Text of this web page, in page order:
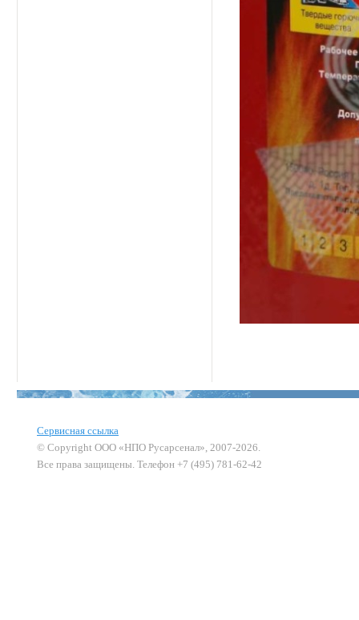
Сервисная ссылка
© Copyright ООО «НПО Русарсенал», 2007-2026.
Все права защищены. Телефон +7 (495) 781-62-42